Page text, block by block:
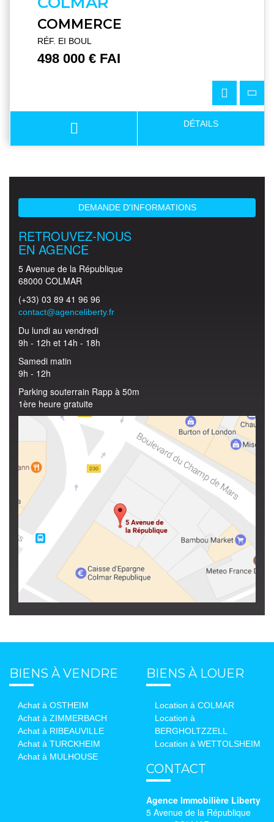
COMMERCE
RÉF. EI BOUL
498 000 € FAI
DÉTAILS
DEMANDE D'INFORMATIONS
RETROUVEZ-NOUS
EN AGENCE
5 Avenue de la République
68000 COLMAR
(+33) 03 89 41 96 96
contact@agenceliberty.fr
Du lundi au vendredi
9h - 12h et 14h - 18h
Samedi matin
9h - 12h
Parking souterrain Rapp à 50m
1ère heure gratuite
BIENS À VENDRE
Achat à OSTHEIM
Achat à ZIMMERBACH
Achat à RIBEAUVILLE
Achat à TURCKHEIM
Achat à MULHOUSE
BIENS À LOUER
Location à COLMAR
Location à
BERGHOLTZZELL
Location à WETTOLSHEIM
CONTACT
Agence Immobilière Liberty
5 Avenue de la République